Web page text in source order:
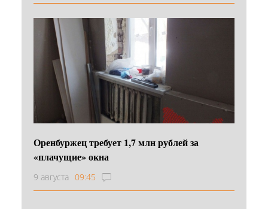
Оренбуржец требует 1,7 млн рублей за
«плачущие» окна
9 августа 09:45